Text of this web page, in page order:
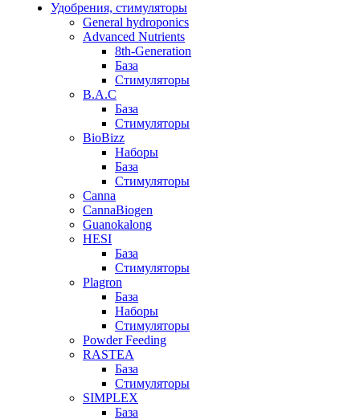
Удобрения, стимуляторы
General hydroponics
Advanced Nutrients
8th-Generation
База
Стимуляторы
B.A.C
База
Стимуляторы
BioBizz
Наборы
База
Стимуляторы
Canna
CannaBiogen
Guanokalong
HESI
База
Стимуляторы
Plagron
База
Наборы
Стимуляторы
Powder Feeding
RASTEA
База
Стимуляторы
SIMPLEX
База